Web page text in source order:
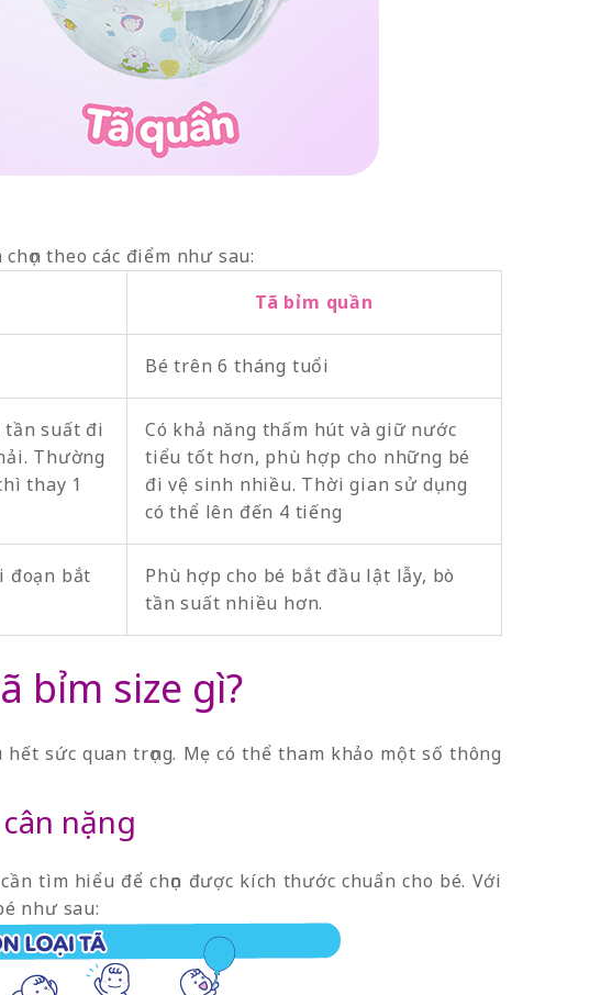
theo các điểm như sau:
Tã bỉm quần
Bé trên 6 tháng tuổi
tần suất đi
Thường
thay 1
Có khả năng thấm hút và giữ nước
tiểu tốt hơn, phù hợp cho những bé
đi vệ sinh nhiều. Thời gian sử dụng
có thể lên đến 4 tiếng
đoạn bắt
Phù hợp cho bé bắt đầu lật lẫy, bò
tần suất nhiều hơn.
bỉm size gì?
sức quan trọng. Mẹ có thể tham khảo một số thông
cân nặng
tìm hiểu để chọn được kích thước chuẩn cho bé. Với
như sau: